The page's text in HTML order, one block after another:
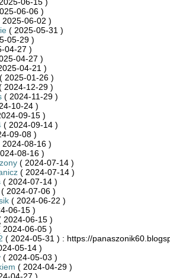
06-06 )
2025-06-02 )
( 2025-05-31 )
05-29 )
04-27 )
04-27 )
04-21 )
( 2025-01-26 )
2024-12-29 )
( 2024-11-29 )
10-24 )
09-15 )
( 2024-09-14 )
09-08 )
08-16 )
08-16 )
( 2024-07-14 )
( 2024-07-14 )
( 2024-07-14 )
2024-07-06 )
( 2024-06-22 )
06-15 )
2024-06-15 )
2024-06-05 )
( 2024-05-31 ) : https://
05-14 )
( 2024-05-03 )
( 2024-04-29 )
04-27 )